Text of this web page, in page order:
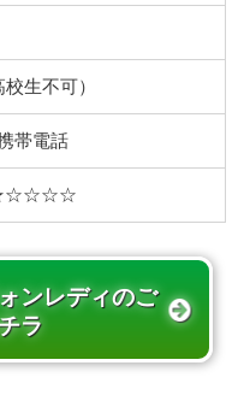
生不可）
帯電話
ンレディのご
ラ